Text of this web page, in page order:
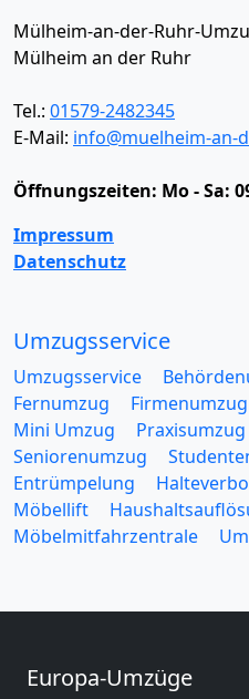
Mülheim-an-der-Ruhr-
Mülheim an der Ruhr
Tel.: 01579-2482345
E-Mail: info@muelheim-
Öffnungszeiten: Mo - Sa:
Impressum
Datenschutz
Umzugsservice
Umzugsservice
Fernumzug
Firmenumzug
Mini Umzug
Praxisumzug
Seniorenumzug
Entrümpelung
Möbellift
Möbelmitfahrzentrale
Europa-Umzüge